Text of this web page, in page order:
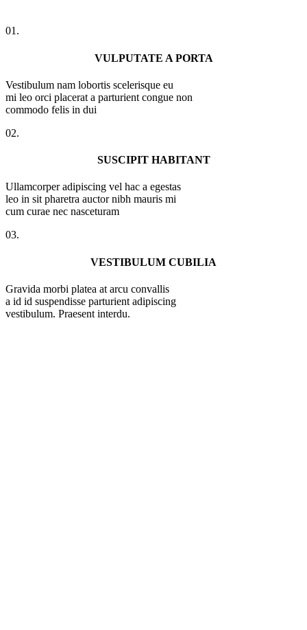
01.
VULPUTATE A PORTA
Vestibulum nam lobortis scelerisque eu
mi leo orci placerat a parturient congue non
commodo felis in dui
02.
SUSCIPIT HABITANT
Ullamcorper adipiscing vel hac a egestas
leo in sit pharetra auctor nibh mauris mi
cum curae nec nasceturam
03.
VESTIBULUM CUBILIA
Gravida morbi platea at arcu convallis
a id id suspendisse parturient adipiscing
vestibulum. Praesent interdu.